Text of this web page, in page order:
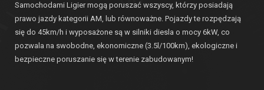
Samochodami Ligier mogą poruszać wszyscy, którzy posiadają
prawo jazdy kategorii AM, lub równoważne. Pojazdy te rozpędzają
się do 45km/h i wyposażone są w silniki diesla o mocy 6kW, co
pozwala na swobodne, ekonomiczne (3.5l/100km), ekologiczne i
bezpieczne poruszanie się w terenie zabudowanym!